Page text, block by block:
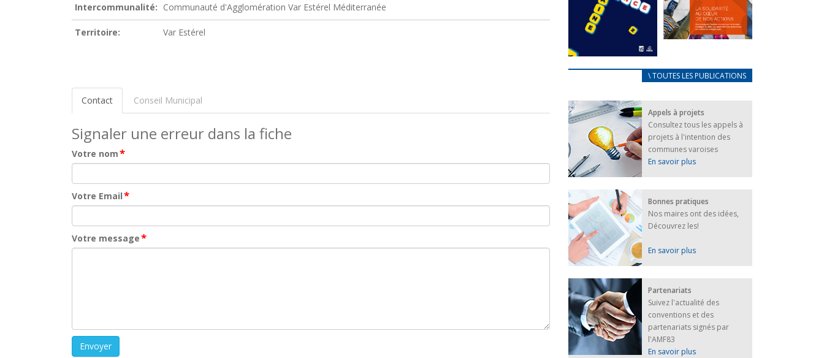
Intercommunalité: Communauté d'Agglomération Var Estérel Méditerranée
Territoire: Var Estérel
Contact Conseil Municipal
Signaler une erreur dans la fiche
Votre nom*
Votre Email*
Votre message*
FEUILLETER
au coeur de
nos actions
FEUILLETER
FRANÇAIS/UKRAINIEN
25 avril 2022
Afin
d’accompagner
au mieux les
réfugiés
ukrainiens arrivés
en France,...
FEUILLETER
\ TOUTES LES PUBLICATIONS
Appels à projets
Consultez tous les appels à
projets à l'intention des
communes varoises
En savoir plus
Bonnes pratiques
Nos maires ont des idées,
Découvrez les!
En savoir plus
Partenariats
Suivez l'actualité des
conventions et des
partenariats signés par
l'AMF83
En savoir plus